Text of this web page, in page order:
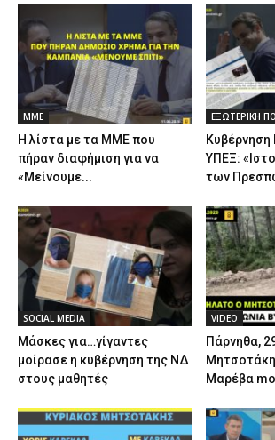
ΜΜΕ
Η λίστα με τα ΜΜΕ που
πήραν διαφήμιση για να
«Μείνουμε...
ΕΞΩΤΕΡΙΚΗ
ΥΠΕΞ:
των
SOCIAL MEDIA
Μάσκες για…γίγαντες
μοίρασε η κυβέρνηση της ΝΔ
στους μαθητές
VIDEO
Πάρνηθα,
Μαρέβα